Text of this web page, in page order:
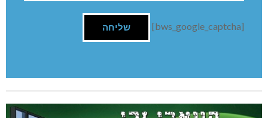
[bws_google_captcha]